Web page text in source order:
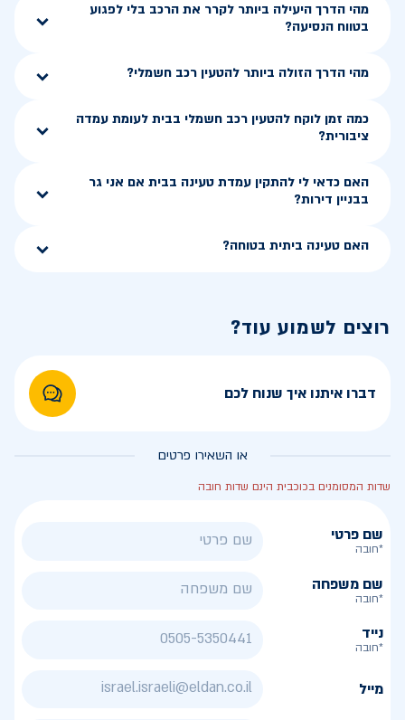
מהי הדרך היעילה ביותר לקרר את הרכב בלי לפגוע
בטווח הנסיעה?
מהי הדרך הזולה ביותר להטעין רכב חשמלי?
כמה זמן לוקח להטעין רכב חשמלי בבית לעומת עמדה
ציבורית?
האם כדאי לי להתקין עמדת טעינה בבית אם אני גר
בבניין דירות?
האם טעינה ביתית בטוחה?
רוצים לשמוע עוד?
דברו איתנו איך שנוח לכם
או השאירו פרטים
שדות המסומנים בכוכבית הינם שדות חובה
שם פרטי
*חובה
שם משפחה
*חובה
נייד
*חובה
מייל